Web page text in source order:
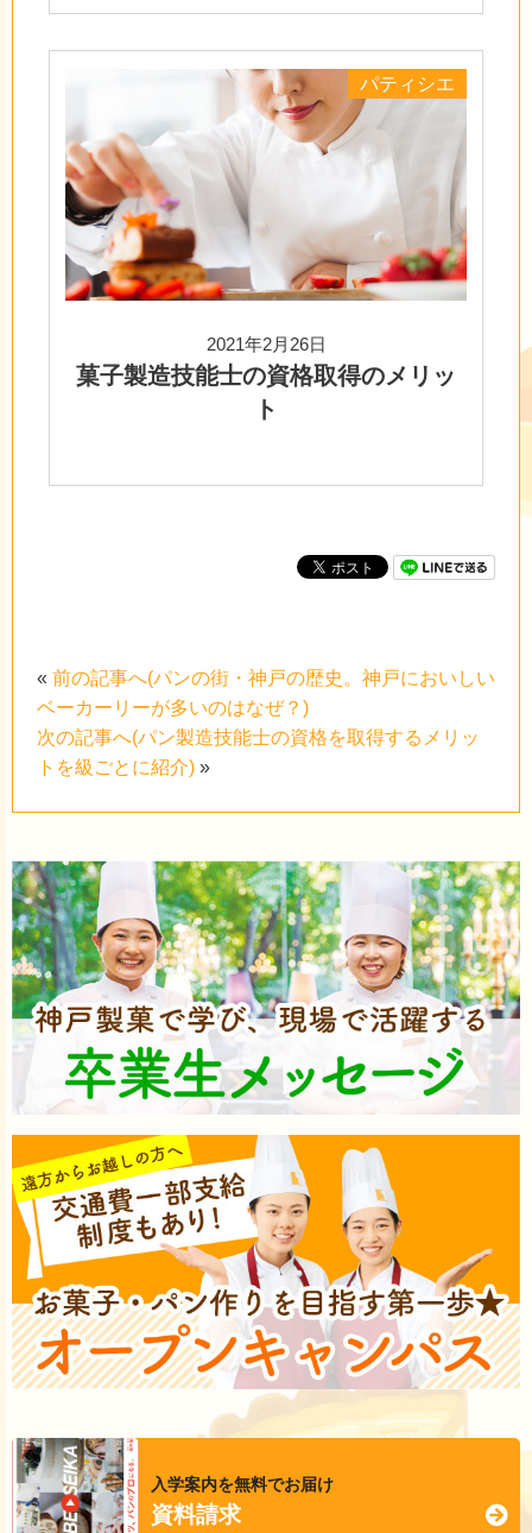
パティシエ
2021年2月26日
菓子製造技能士の資格取得のメリッ
ト
« 前の記事へ(パンの街・神戸の歴史。神戸においしい
ベーカーリーが多いのはなぜ？)
次の記事へ(パン製造技能士の資格を取得するメリッ
トを級ごとに紹介) »
入学案内を無料でお届け
資料請求